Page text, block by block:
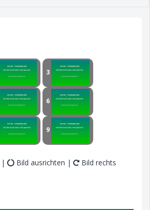
3
6
9
| Bild ausrichten |
Bild rechts